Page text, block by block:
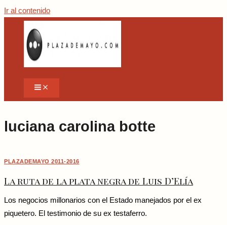
Ir al contenido
luciana carolina botte
PLAZADEMAYO 2011-2016
La ruta de la plata negra de Luis D’Elía
Los negocios millonarios con el Estado manejados por el ex
piquetero. El testimonio de su ex testaferro.